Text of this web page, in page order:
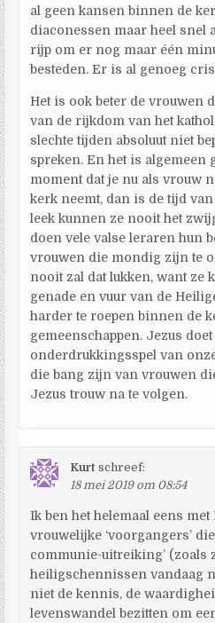
al geen kansen binnen de
diaconessen maar heel snel
rijp om er nog maar één
besteden. Er is al genoeg
Het is ook beter de vrouwen
van de rijkdom van het
slechte tijden absoluut niet
spreken. En het is algemeen
moment dat je nu als vrouw
kerk neemt, dan is de tijd
leek kunnen ze nooit het
doen vele valse leraren hun
vrouwen die mondig zijn te
nooit zal dat lukken, want ze
genade en vuur van de
harder te roepen binnen de
gemeenschappen. Jezus
onderdrukkingsspel van
die bang zijn van vrouwen
Jezus trouw na te volgen.
Kurt schreef:
18 mei 2019 om 08:54
Ik ben het helemaal eens
vrouwelijke ‘voorgangers’
communie-uitreiking’ (zoals
heiligschennissen vandaag
niet de kennis, de
levenswandel bezitten om